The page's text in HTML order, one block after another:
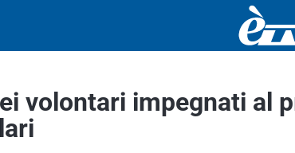
volontari impegnati al